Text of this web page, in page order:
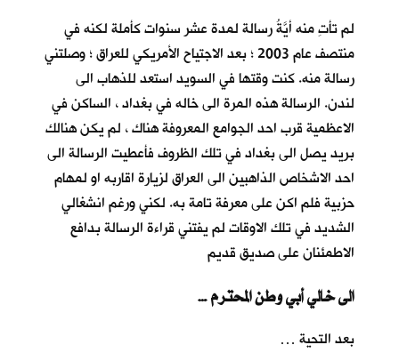
لم تأتِ منه أيَّةُ رسالة لمدة عشر سنوات كأملة لكنه في
منتصف عام 2003 ؛ بعد الاجتياح الأمريكي للعراق ؛ وصلتني
رسالة منه. كنت وقتها في السويد استعد للذهاب الى
لندن. الرسالة هذه المرة الى خاله في بغداد ، الساكن في
الاعظمية قرب احد الجوامع المعروفة هناك ، لم يكن هنالك
بريد يصل الى بغداد في تلك الظروف فأعطيت الرسالة الى
احد الاشخاص الذاهبين الى العراق لزيارة اقاربه او لمهام
حزبية فلم اكن على معرفة تامة به. لكني ورغم انشغالي
الشديد في تلك الاوقات لم يفتني قراءة الرسالة بدافع
الاطمئنان على صديق قديم
… الى خالي أبي وطن المحترم
بعد التحية …